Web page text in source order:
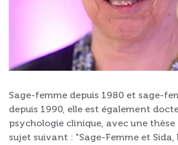
Sage-femme depuis 1980 et sage-
depuis 1990, elle est également
psychologie clinique, avec une thèse
sujet suivant : "Sage-Femme et